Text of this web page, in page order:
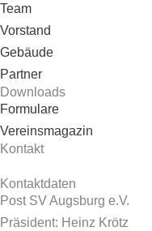
Team
Vorstand
Gebäude
Partner
Downloads
Formulare
Vereinsmagazin
Kontakt
Kontaktdaten
Post SV Augsburg e.V.
Präsident: Heinz Krötz